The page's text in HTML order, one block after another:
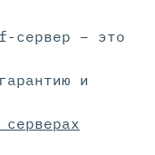
сервер – это
и